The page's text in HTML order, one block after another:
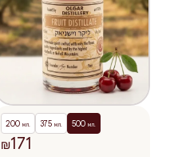
500 мл.
200 мл. 375 мл.
₪171